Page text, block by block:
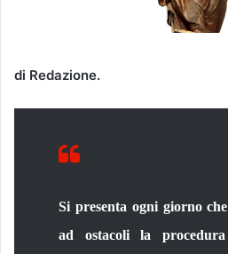
di Redazione.
Si presenta ogni giorno
ad ostacoli la